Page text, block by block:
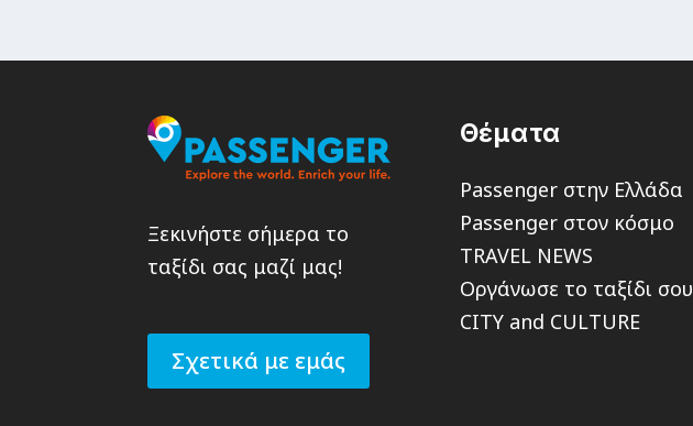
Ξεκινήστε σήμερα το
ταξίδι σας μαζί μας!
Σχετικά με εμάς
Θέματα
Passenger στην Ελλάδα
Passenger στον κόσμο
TRAVEL NEWS
Οργάνωσε το ταξίδι σου
CITY and CULTURE